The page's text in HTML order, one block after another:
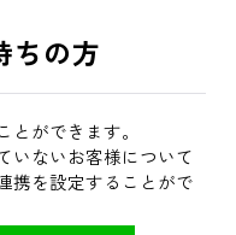
ちの方
ができます。
いないお客様について
携を設定することがで